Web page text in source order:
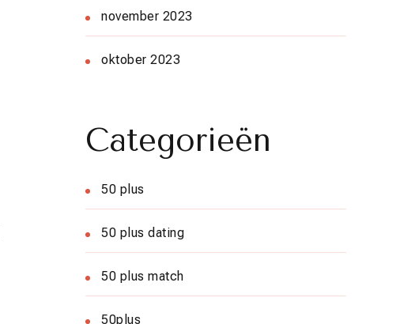
november 2023
oktober 2023
Categorieën
50 plus
50 plus dating
50 plus match
50plus